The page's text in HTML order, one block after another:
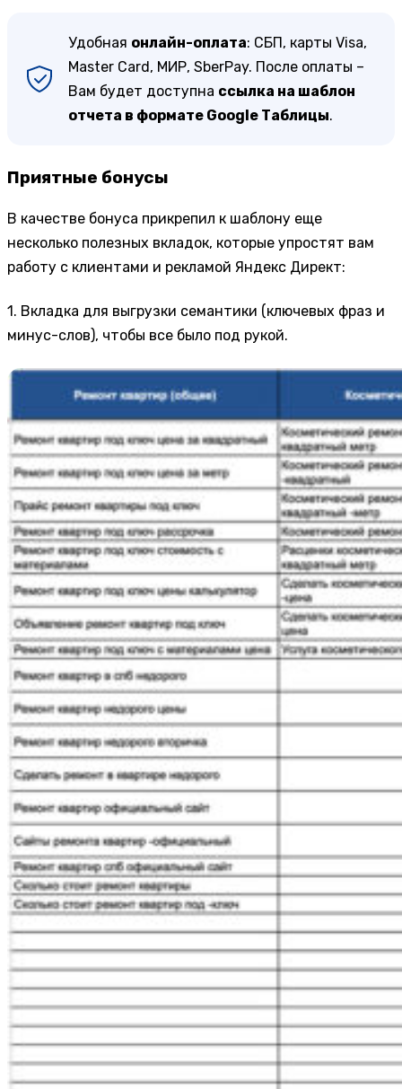
Удобная онлайн-оплата: СБП, карты Visa,
Master Card, МИР, SberPay. После оплаты –
Вам будет доступна ссылка на шаблон
отчета в формате Google Таблицы.
Приятные бонусы
В качестве бонуса прикрепил к шаблону еще
несколько полезных вкладок, которые упростят вам
работу с клиентами и рекламой Яндекс Директ:
1. Вкладка для выгрузки семантики (ключевых фраз и
минус-слов), чтобы все было под рукой.